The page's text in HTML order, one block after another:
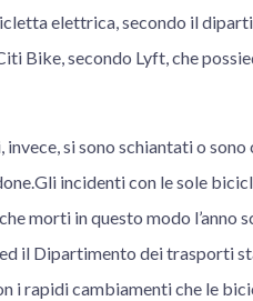
elettrica, secondo il
Bike, secondo Lyft, che
si sono schiantati o sono
incidenti con le sole
morti in questo modo l’anno
il Dipartimento dei trasporti
i rapidi cambiamenti che le